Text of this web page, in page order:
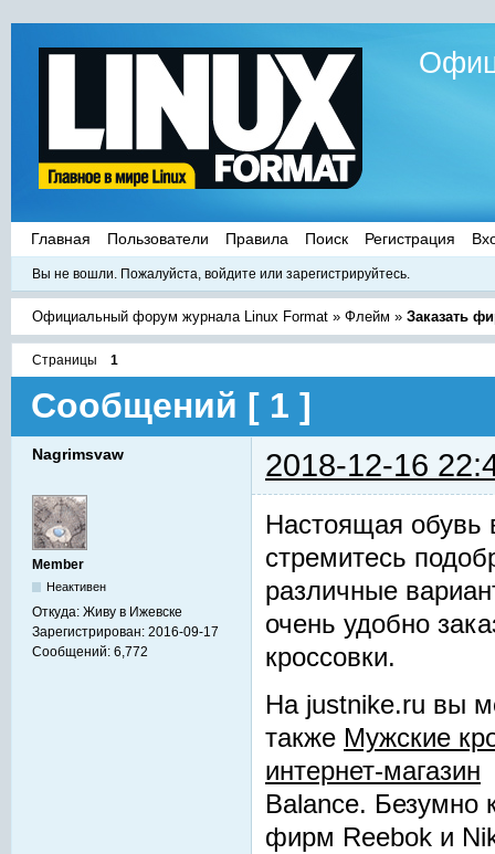
Главная Пользователи Правила Поиск Регистрация
Вы не вошли. Пожалуйста, войдите или зарегистрируйтесь.
Официальный форум журнала Linux Format »Флейм »Заказать
Страницы 1
Сообщений [ 1 ]
Nagrimsvaw 2018-12-16
Member
Неактивен
Откуда: Живу в Ижевске
Зарегистрирован: 2016-09-17
Сообщений: 6,772
Настоящая обувь
стремитесь
различные
очень удобно
кроссовки.
На justnike.ru вы
также Мужские
интернет-магазин
Balance. Безумно
фирм Reebok и